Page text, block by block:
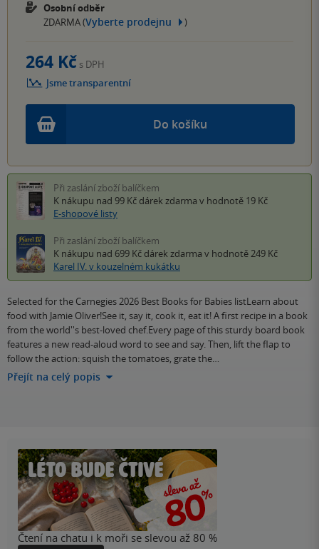
Osobní odběr
ZDARMA (Vyberte prodejnu )
Do košíku
264 Kč s DPH
Jsme transparentní
Při zaslání zboží balíčkem
K nákupu nad 99 Kč dárek zdarma v hodnotě 19 Kč
E-shopové listy
Při zaslání zboží balíčkem
K nákupu nad 699 Kč dárek zdarma v hodnotě 249 Kč
Karel IV. v kouzelném kukátku
Selected for the Carnegies 2026 Best Books for Babies listLearn about
food with Jamie Oliver!See it, say it, cook it, eat it! A first recipe in a book
from the world''s best-loved chef.Every page of this sturdy board book
features a new read-aloud word to see and say. Then, lift the flap to
follow the action: squish the tomatoes, grate the…
Přejít na celý popis
Čtení na chatu i k moři se slevou až 80 %